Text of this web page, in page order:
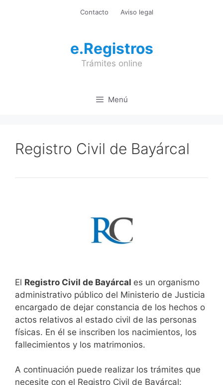
Contacto Aviso legal
e.Registros
Trámites online
Menú
Registro Civil de Bayárcal
El Registro Civil de Bayárcal es un organismo
administrativo público del Ministerio de Justicia
encargado de dejar constancia de los hechos o
actos relativos al estado civil de las personas
físicas. En él se inscriben los nacimientos, los
fallecimientos y los matrimonios.
A continuación puede realizar los trámites que
necesite con el Registro Civil de Bayárcal: